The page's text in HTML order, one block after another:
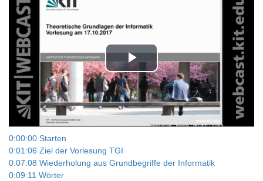
Play
Video
0:00:00 Starten
0:01:06 Ziel der Vorlesung TGI
0:07:08 Wiederholung aus Grundbegriffe der Informatik
0:09:11 Wörter